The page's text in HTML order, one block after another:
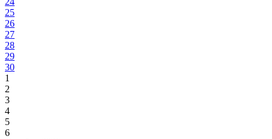
25
26
27
28
29
30
1
2
3
4
5
6